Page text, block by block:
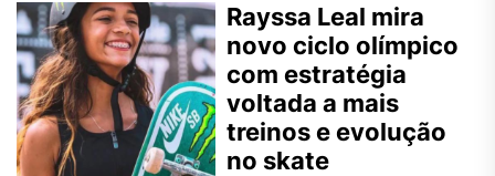
Rayssa Leal mira
novo ciclo olímpico
com estratégia
voltada a mais
treinos e evolução
no skate